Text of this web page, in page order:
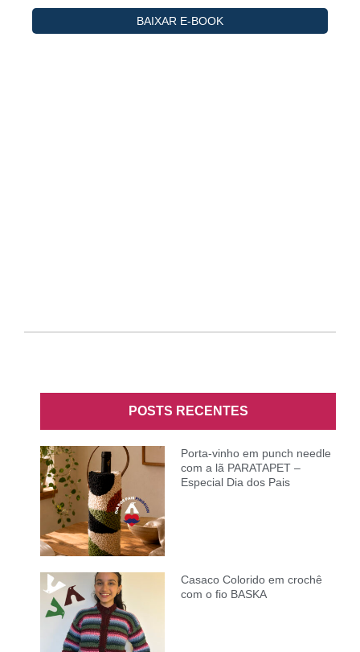
POSTS RECENTES
Porta-vinho em punch needle
com a lã PARATAPET –
Especial Dia dos Pais
Casaco Colorido em crochê
com o fio BASKA